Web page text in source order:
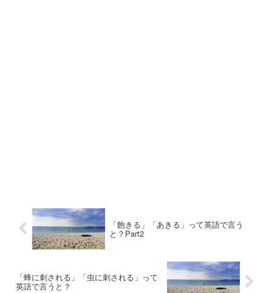
「飽きる」「あきる」って英語で言う
と？Part2
「蜂に刺される」「虫に刺される」って
英語で言うと？